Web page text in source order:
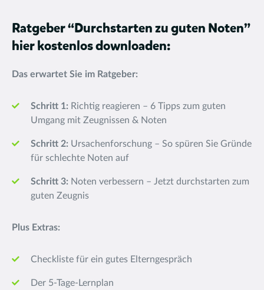
Ratgeber “Durchstarten zu guten Noten”
hier kostenlos downloaden:
Das erwartet Sie im Ratgeber:
Schritt 1: Richtig reagieren – 6 Tipps zum guten
Umgang mit Zeugnissen & Noten
Schritt 2: Ursachenforschung – So spüren Sie Gründe
für schlechte Noten auf
Schritt 3: Noten verbessern – Jetzt durchstarten zum
guten Zeugnis
Plus Extras:
Checkliste für ein gutes Elterngespräch
Der 5-Tage-Lernplan